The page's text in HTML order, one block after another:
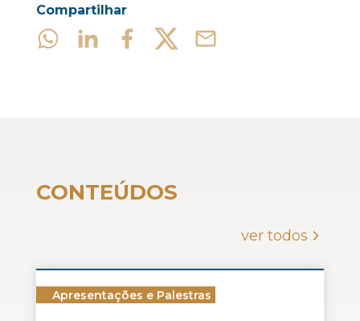
Compartilhar
CONTEÚDOS
ver todos
Apresentações e Palestras